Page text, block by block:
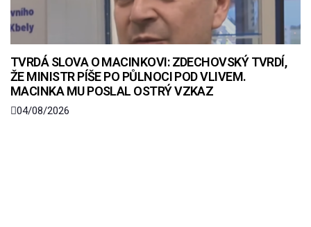
TVRDÁ SLOVA O MACINKOVI: ZDECHOVSKÝ TVRDÍ,
ŽE MINISTR PÍŠE PO PŮLNOCI POD VLIVEM.
MACINKA MU POSLAL OSTRÝ VZKAZ
04/08/2026